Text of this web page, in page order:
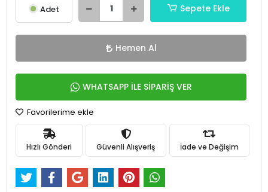
Adet Sepete Ekle
Hemen Al
WHATSAPP İLE SİPARİŞ VER
Favorilerime ekle
Hızlı Gönderi Güvenli Alışveriş İade ve Değişim